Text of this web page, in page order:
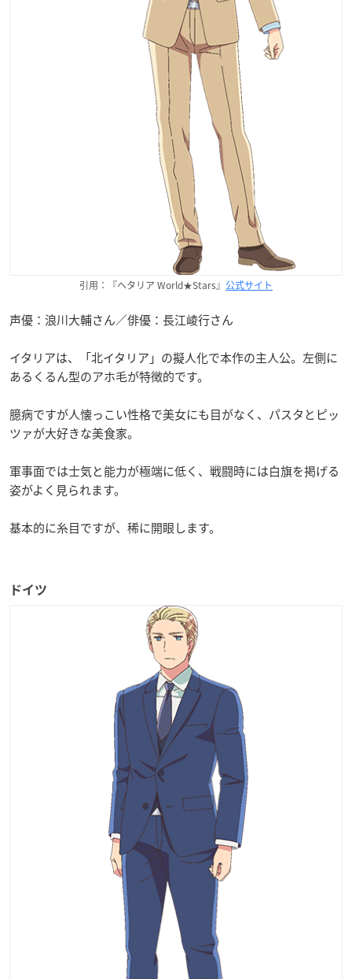
引用：『ヘタリア World★Stars』 公式サイト
声優：浪川大輔さん／俳優：長江崚行さん
イタリアは、「北イタリア」の擬人化で本作の主人公。左側に
あるくるん型のアホ毛が特徴的です。
臆病ですが人懐っこい性格で美女にも目がなく、パスタとピッ
ツァが大好きな美食家。
軍事面では士気と能力が極端に低く、戦闘時には白旗を掲げる
姿がよく見られます。
基本的に糸目ですが、稀に開眼します。
ドイツ